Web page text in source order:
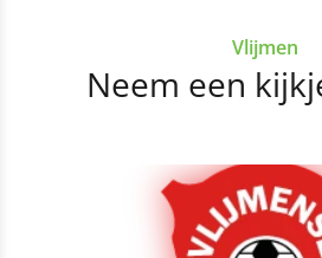
Vlijmen
Neem een